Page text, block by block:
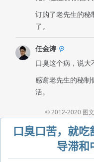
口臭口苦，就吃
导滞和